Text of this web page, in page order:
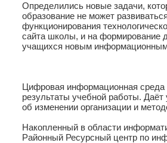
Определились новые задачи,
образование не может
функционирования
сайта школы, и на формирование
учащихся новым информационным
Цифровая информационная среда
результаты учебной работы.
об изменении организации и
Накопленный в области
Районный Ресурсный центр по